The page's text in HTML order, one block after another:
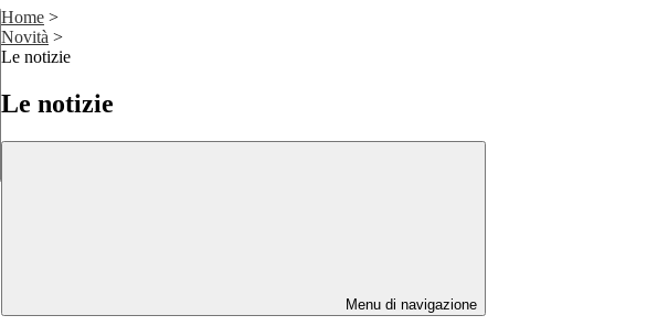
Home >
Novità >
Le notizie
Le notizie
Menu di navigazione